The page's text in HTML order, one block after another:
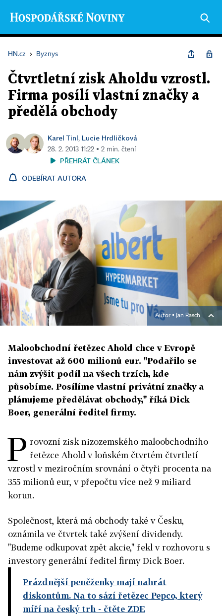
HN.cz › Byznys
Čtvrtletní zisk Aholdu vzrostl.
Firma posílí vlastní značky a
předělá obchody
Karel Tinl, Lucie Hrdličková
28. 2. 2013 11:22 ▪ 2 min. čtení
PŘEHRÁT ČLÁNEK
ODEBÍRAT AUTORA
Autor ▪ Jan Rasch
Maloobchodní řetězec Ahold chce v Evropě
investovat až 600 milionů eur. "Podařilo se
nám zvýšit podíl na všech trzích, kde
působíme. Posílíme vlastní privátní značky a
plánujeme předělávat obchody," říká Dick
Boer, generální ředitel firmy.
P rovozní zisk nizozemského maloobchodního
řetězce Ahold v loňském čtvrtém čtvrtletí
vzrostl v meziročním srovnání o čtyři procenta na
355 milionů eur, v přepočtu více než 9 miliard
korun.
Společnost, která má obchody také v Česku,
oznámila ve čtvrtek také zvýšení dividendy.
"Budeme odkupovat zpět akcie," řekl v rozhovoru s
investory generální ředitel firmy Dick Boer.
Prázdnější peněženky mají nahrát
diskontům. Na to sází řetězec Pepco, který
míří na český trh - čtěte ZDE